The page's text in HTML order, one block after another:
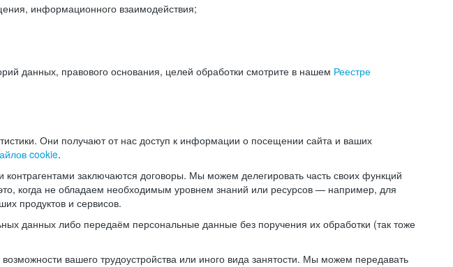
информационного взаимодействия;
данных, правового основания, целей обработки смотрите в нашем Реестре
Они получают от нас доступ к информации о посещении сайта и ваших
cookie.
контрагентами заключаются договоры. Мы можем делегировать часть своих функций
когда не обладаем необходимым уровнем знаний или ресурсов — например, для
продуктов и сервисов.
данных либо передаём персональные данные без поручения их обработки (так тоже
вашего трудоустройства или иного вида занятости. Мы можем передавать